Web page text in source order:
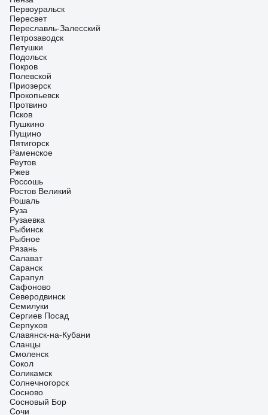
Первоуральск
Пересвет
Переславль-Залесский
Петрозаводск
Петушки
Подольск
Покров
Полевской
Приозерск
Прокопьевск
Протвино
Псков
Пушкино
Пущино
Пятигорск
Раменское
Реутов
Ржев
Россошь
Ростов Великий
Рошаль
Руза
Рузаевка
Рыбинск
Рыбное
Рязань
Салават
Саранск
Сарапул
Сафоново
Северодвинск
Семилуки
Сергиев Посад
Серпухов
Славянск-на-Кубани
Сланцы
Смоленск
Сокол
Соликамск
Солнечногорск
Сосново
Сосновый Бор
Сочи